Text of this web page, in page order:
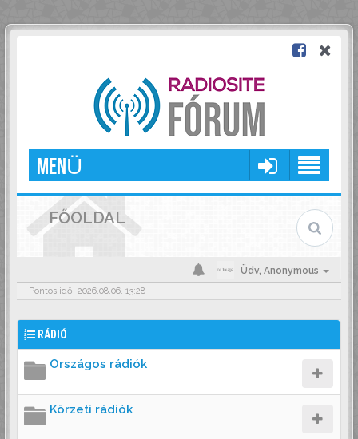
MENÜ
FŐOLDAL
Üdv, Anonymous
Pontos idő: 2026.08.06. 13:28
RÁDIÓ
Országos rádiók
Körzeti rádiók